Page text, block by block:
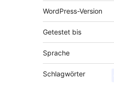
WordPress-Version
Getestet bis
Sprache
Schlagwörter